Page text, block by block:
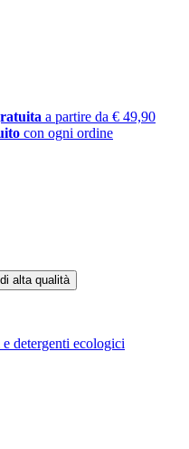
a partire da € 49,90
con ogni ordine
detergenti ecologici